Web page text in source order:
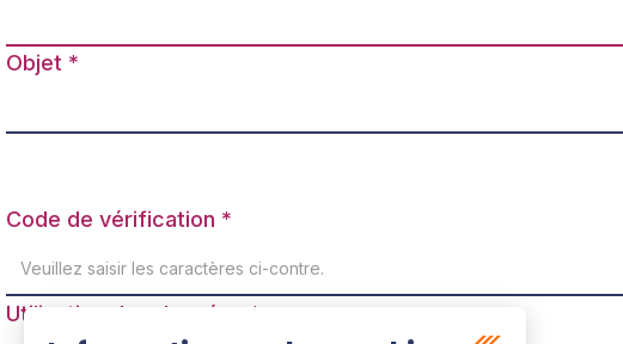
Objet
Code de vérification
Utilisation des données